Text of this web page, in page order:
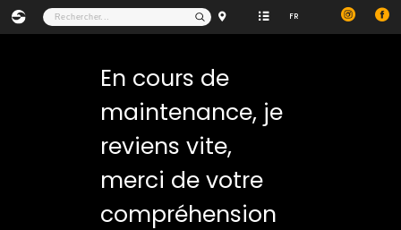
FR
En cours de
maintenance, je
reviens vite,
merci de votre
compréhension